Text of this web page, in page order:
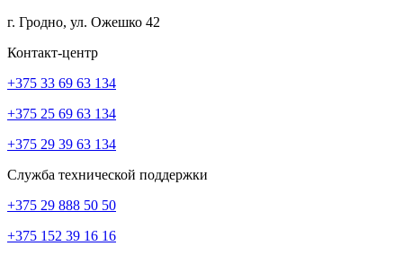
г. Гродно, ул. Ожешко 42
Контакт-центр
+375 33 69 63 134
+375 25 69 63 134
+375 29 39 63 134
Служба технической поддержки
+375 29 888 50 50
+375 152 39 16 16